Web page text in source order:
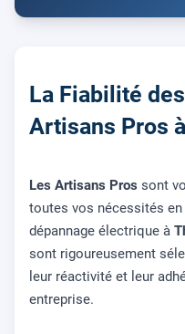
La Fiabilité
Artisans Pros
Les Artisans Pros sont
toutes vos nécessités
dépannage électrique à
sont rigoureusement
leur réactivité et leur
entreprise.